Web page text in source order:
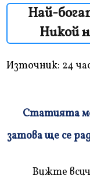
Най-
Никой
Източник: 24
и
Статията
затова ще се
Вижте